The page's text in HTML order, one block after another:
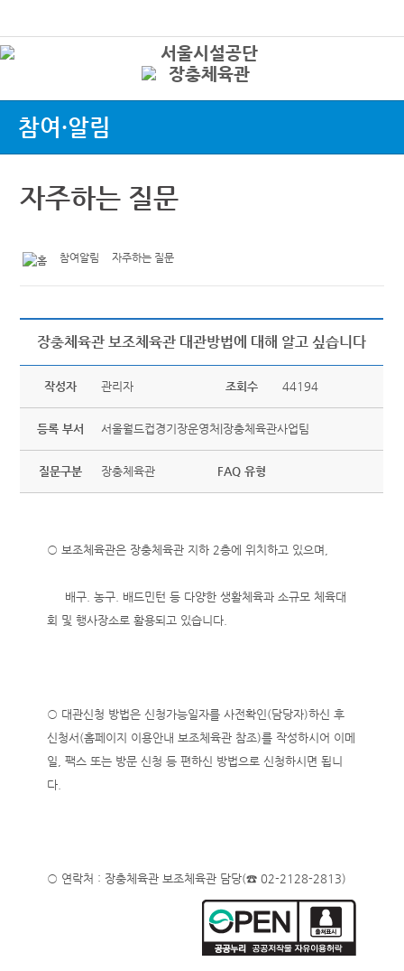
참여·알림
자주하는 질문
참여알림 자주하는 질문
장충체육관 보조체육관 대관방법에 대해 알고 싶습니다
작성자 관리자 조회수 44194
등록 부서 서울월드컵경기장운영처|장충체육관사업팀
질문구분 장충체육관 FAQ 유형
○ 보조체육관은 장충체육관 지하 2층에 위치하고 있으며,
배구. 농구. 배드민턴 등 다양한 생활체육과 소규모 체육대
회 및 행사장소로 활용되고 있습니다.
○ 대관신청 방법은 신청가능일자를 사전확인(담당자)하신 후
신청서(홈페이지 이용안내 보조체육관 참조)를 작성하시어 이메
일, 팩스 또는 방문 신청 등 편하신 방법으로 신청하시면 됩니
다.
○ 연락처 : 장충체육관 보조체육관 담당(☎ 02-2128-2813)